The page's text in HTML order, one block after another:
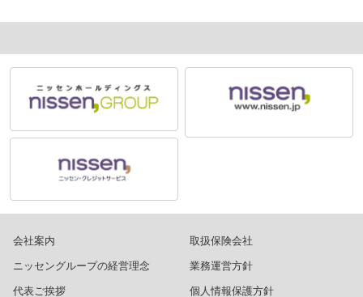
会社案内 取扱保険会社
ニッセングループの経営理念 業務運営方針
代表ご挨拶 個人情報保護方針